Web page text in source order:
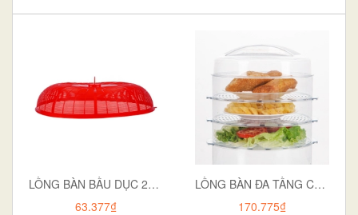
LỒNG BÀN BẦU DỤC 2693
63.377₫
LỒNG BÀN ĐA TẦNG CAO 2676-1
170.775₫